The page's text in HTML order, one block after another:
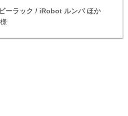
ーラック / iRobot ルンバ ほか